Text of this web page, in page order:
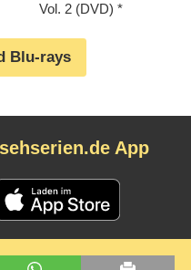
Vol. 2 (DVD)
Blu-rays
App